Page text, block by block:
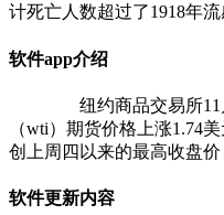
计死亡人数超过了1918年
软件app介绍
纽约商品交易所11月
（wti）期货价格上涨1.74美元
创上周四以来的最高收盘价
软件更新内容